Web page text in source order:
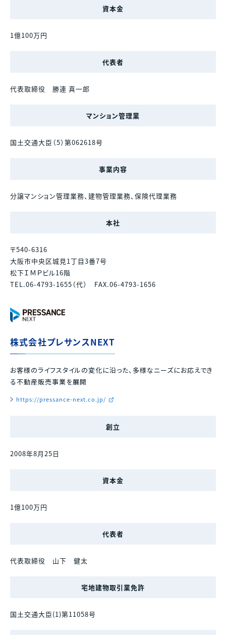
資本金
1億100万円
代表者
代表取締役 勝連 真一郎
マンション管理業
国土交通大臣（5）第062618号
事業内容
分譲マンション管理業務、建物管理業務、保険代理業務
本社
〒540-6316
大阪市中央区城見1丁目3番7号
松下ＩＭＰビル16階
TEL.06-4793-1655（代） FAX.06-4793-1656
株式会社プレサンスNEXT
お客様のライフスタイルの変化に沿った、多様なニーズにお応えでき
る不動産販売事業を展開
https://pressance-next.co.jp/
創立
2008年8月25日
資本金
1億100万円
代表者
代表取締役 山下 健太
宅地建物取引業免許
国土交通大臣(1)第11058号